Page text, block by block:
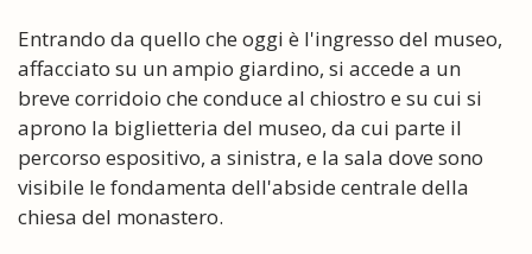
Entrando da quello che oggi è l'ingresso del museo,
affacciato su un ampio giardino, si accede a un
breve corridoio che conduce al chiostro e su cui si
aprono la biglietteria del museo, da cui parte il
percorso espositivo, a sinistra, e la sala dove sono
visibile le fondamenta dell'abside centrale della
chiesa del monastero.